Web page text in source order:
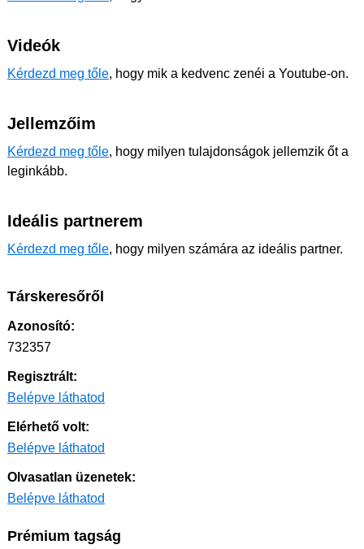
Videók
Kérdezd meg tőle, hogy mik a kedvenc zenéi a Youtube-on.
Jellemzőim
Kérdezd meg tőle, hogy milyen tulajdonságok jellemzik őt a
leginkább.
Ideális partnerem
Kérdezd meg tőle, hogy milyen számára az ideális partner.
Társkeresőről
Azonosító:
732357
Regisztrált:
Belépve láthatod
Elérhető volt:
Belépve láthatod
Olvasatlan üzenetek:
Belépve láthatod
Prémium tagság